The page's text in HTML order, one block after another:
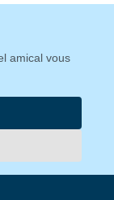
amical vous